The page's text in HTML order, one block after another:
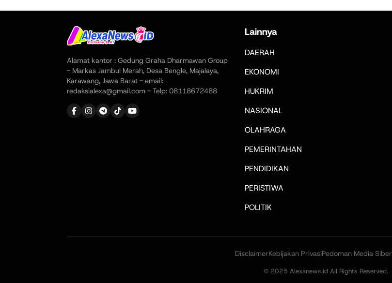
Alamat kantor : Gedung Graha Dharmawan Group
- Markas Jambul Merah, Desa Bengle, Majalaya,
Karawang, Jawa Barat - email:
redaksialexa@gmail.com - Telp: 08118672488
Lainnya
DAERAH
EKONOMI
HUKRIM
NASIONAL
OLAHRAGA
PEMERINTAHAN
PENDIDIKAN
PERISTIWA
POLITIK
DisclaimerKebijakan PrivasiPedoman Media Siber
© 2025 Alexanews.id All Rights Reserved.